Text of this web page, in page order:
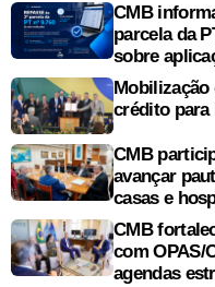
CMB
parcela da
sobre
Mobilização
crédito
CMB
avançar
casas e
CMB
com OPAS/
agendas